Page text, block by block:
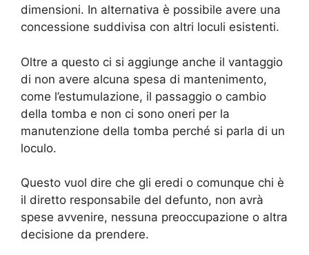
dimensioni. In alternativa è possibile avere una
concessione suddivisa con altri loculi esistenti.
Oltre a questo ci si aggiunge anche il vantaggio
di non avere alcuna spesa di mantenimento,
come l’estumulazione, il passaggio o cambio
della tomba e non ci sono oneri per la
manutenzione della tomba perché si parla di un
loculo.
Questo vuol dire che gli eredi o comunque chi è
il diretto responsabile del defunto, non avrà
spese avvenire, nessuna preoccupazione o altra
decisione da prendere.